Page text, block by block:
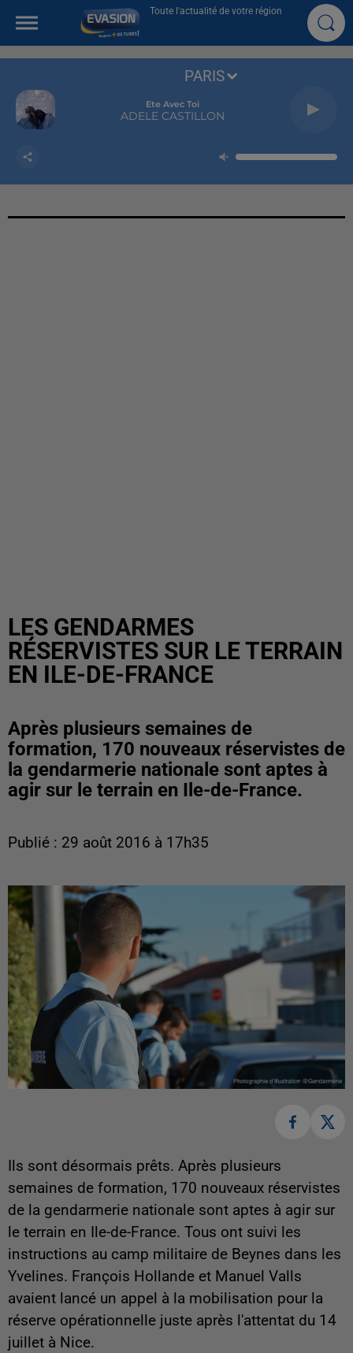
Toute l'actualité de votre région
Ete Avec Toi
ADELE CASTILLON
PARIS
LES GENDARMES
RÉSERVISTES SUR LE TERRAIN
EN ILE-DE-FRANCE
Après plusieurs semaines de
formation, 170 nouveaux réservistes de
la gendarmerie nationale sont aptes à
agir sur le terrain en Ile-de-France.
Publié : 29 août 2016 à 17h35
Ils sont désormais prêts. Après plusieurs
semaines de formation, 170 nouveaux réservistes
de la gendarmerie nationale sont aptes à agir sur
le terrain en Ile-de-France. Tous ont suivi les
instructions au camp militaire de Beynes dans les
Yvelines. François Hollande et Manuel Valls
avaient lancé un appel à la mobilisation pour la
réserve opérationnelle juste après l'attentat du 14
juillet à Nice.